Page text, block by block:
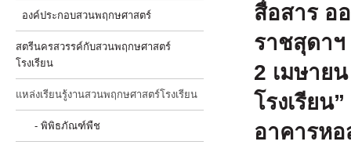
สื่อสาร อ
ราชสุดา
2 เมษาย
โรงเรียน
อาคารห
องค์ประกอบสวนพฤกษศาสตร์
สตรีนครสวรรค์กับสวนพฤกษศาสตร์
โรงเรียน
แหล่งเรียนรู้งานสวนพฤกษศาสตร์โรงเรียน
- พิพิธภัณฑ์พืช